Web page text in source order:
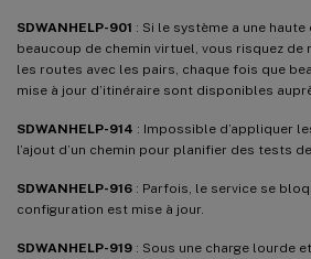
SDWANHELP-901 : Si le système a une
beaucoup de chemin virtuel, vous risquez de
les routes avec les pairs, chaque fois que
mise à jour d’itinéraire sont disponibles
SDWANHELP-914 : Impossible d’appliquer
l’ajout d’un chemin pour planifier des tests
SDWANHELP-916 : Parfois, le service se
configuration est mise à jour.
SDWANHELP-919 : Sous une charge lourde